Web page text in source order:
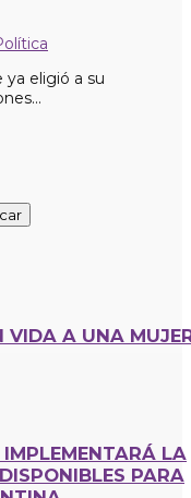
ya eligió a su
VIDA A UNA
LA
PARA